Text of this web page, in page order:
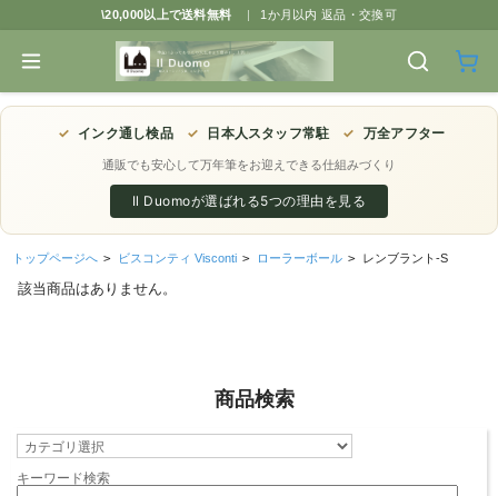
\20,000以上で送料無料 | 1か月以内 返品・交換可
✓ インク通し検品 ✓ 日本人スタッフ常駐 ✓ 万全アフター
通販でも安心して万年筆をお迎えできる仕組みづくり
Il Duomoが選ばれる5つの理由を見る
トップページへ > ビスコンティ Visconti > ローラーボール > レンブラント-S
該当商品はありません。
商品検索
キーワード検索